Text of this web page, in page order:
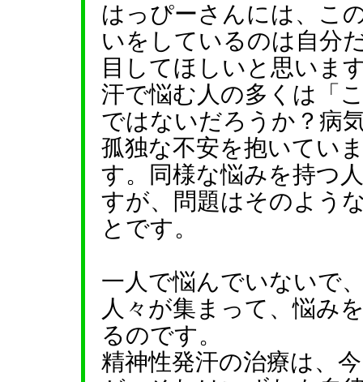
はっぴーさんには、こ
いをしているのは自分
目してほしいと思いま
汗で悩む人の多くは「
ではないだろうか？病
孤独な不安を抱いてい
す。同様な悩みを持つ
すが、問題はそのよう
とです。
一人で悩んでいないで
人々が集まって、悩み
るのです。
精神性発汗の治療は、